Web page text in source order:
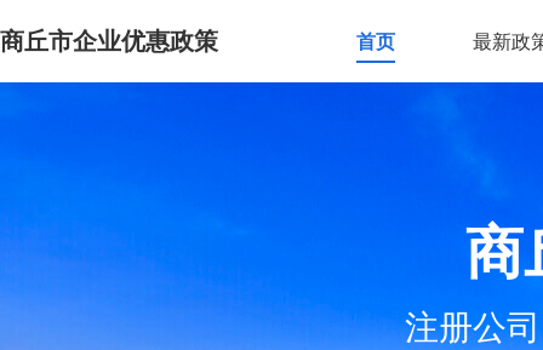
商丘市企业优惠政策 首页 最新政
商
注册公